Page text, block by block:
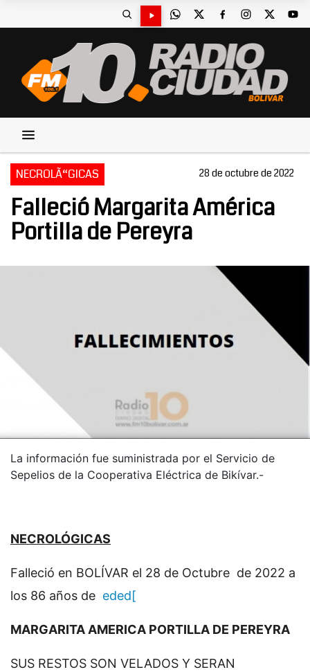
NECROLÃ“GICAS 28 de octubre de 2022
Falleció Margarita América
Portilla de Pereyra
La información fue suministrada por el Servicio de
Sepelios de la Cooperativa Eléctrica de Bikívar.-
NECROLÓGICAS
Falleció en BOLÍVAR el 28 de Octubre de 2022 a
los 86 años de eded[
MARGARITA AMERICA PORTILLA DE PEREYRA
SUS RESTOS SON VELADOS Y SERAN